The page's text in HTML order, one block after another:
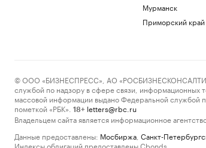
Мурманск
Приморский край
© ООО «БИЗНЕСПРЕСС», АО «РОСБИЗНЕСКОНСАЛТИНГ»,
службой по надзору в сфере связи, информационных
массовой информации выдано Федеральной службой
пометкой «РБК».
18+ letters@rbc.ru
Владельцем сайта является информационное
Данные предоставлены: Мосбиржа Санкт-
Индексы облигаций предоставлены Cbonds.